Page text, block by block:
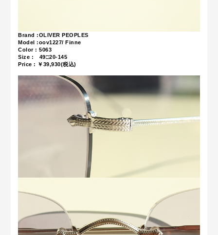
Brand :OLIVER PEOPLES
Model :oov1227/ Finne
Color : 5063
Size : 49□20-145
Price : ￥39,930(税込)